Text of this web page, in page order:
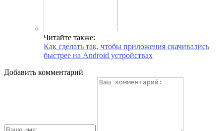
Читайте также:
Как сделать так, чтобы приложения скачивались
быстрее на Android устройствах
Добавить комментарий